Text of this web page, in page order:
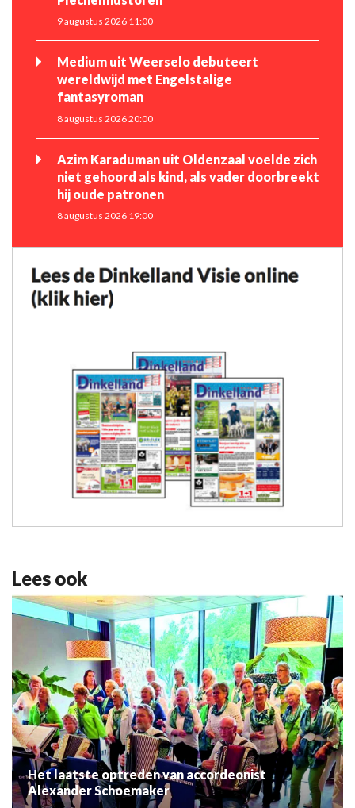
9 augustus 2026 11:00
Medium uit Weerselo debuteert
wereldwijd met Engelstalige
fantasyroman
8 augustus 2026 20:00
Azim Karaduman uit Oldenzaal voelde zich
niet gehoord als kind, als vader doorbreekt
hij oude patronen
8 augustus 2026 19:00
Lees ook
Het laatste optreden van accordeonist
Alexander Schoemaker